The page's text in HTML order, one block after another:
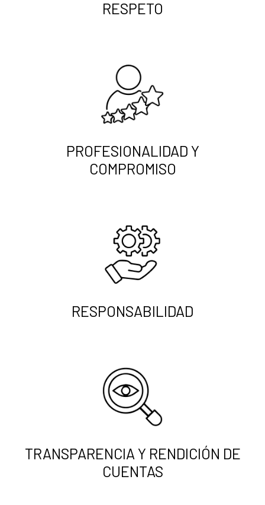
RESPETO
PROFESIONALIDAD Y
COMPROMISO
RESPONSABILIDAD
TRANSPARENCIA Y RENDICIÓN DE
CUENTAS